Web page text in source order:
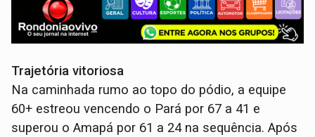
Trajetória vitoriosa
Na caminhada rumo ao topo do pódio, a equipe
60+ estreou vencendo o Pará por 67 a 41 e
superou o Amapá por 61 a 24 na sequência. Após